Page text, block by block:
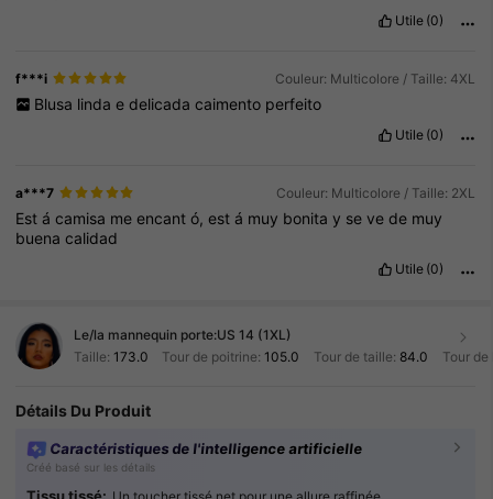
Utile (0)
f***i Couleur: Multicolore / Taille: 4XL
Blusa linda e delicada caimento perfeito
Utile (0)
a***7 Couleur: Multicolore / Taille: 2XL
Est ácamisa meencantó,est á muy bonitay sevede muy
buenacalidad
Utile (0)
Le/la mannequin porte:US 14 (1XL)
Taille: 173.0 Tour de poitrine: 105.0 Tour de taille: 84.0 Tour
Détails Du Produit
Caractéristiques de l'intelligence artificielle
Créé basé sur les détails